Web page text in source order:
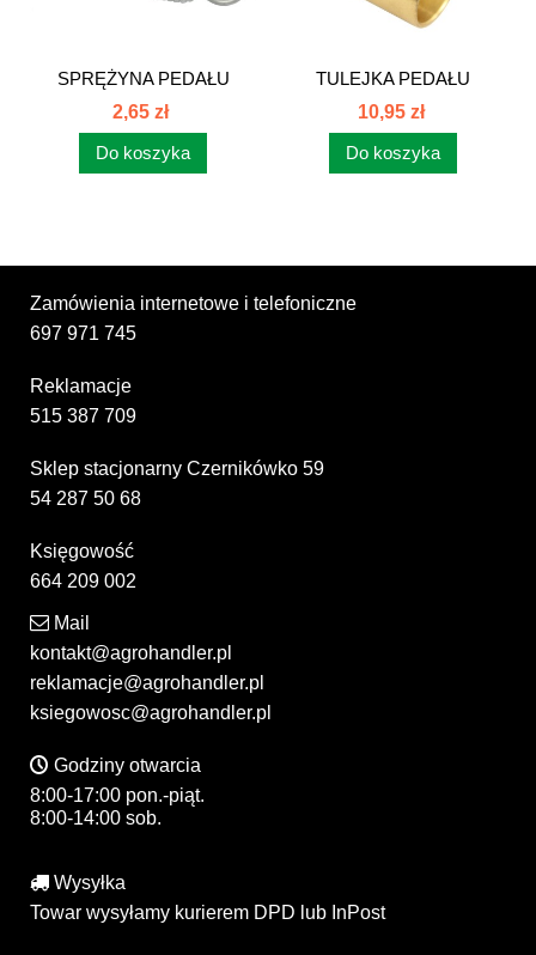
SPRĘŻYNA PEDAŁU
HAMULCA 80255044
2,65 zł
Do koszyka
TULEJKA PEDAŁU
SPRZĘGŁA C-385...
10,95 zł
Do koszyka
Zamówienia internetowe i telefoniczne
697 971 745
Reklamacje
515 387 709
Sklep stacjonarny Czernikówko 59
54 287 50 68
Księgowość
664 209 002
Mail
kontakt@agrohandler.pl
reklamacje@agrohandler.pl
ksiegowosc@agrohandler.pl
Godziny otwarcia
8:00-17:00 pon.-piąt.
8:00-14:00 sob.
Wysyłka
Towar wysyłamy kurierem DPD lub InPost